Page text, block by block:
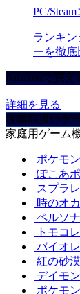
PC/
ランキ
ーを徹
Amazonで買
詳細を見る
攻略取扱いゲ
家庭用ゲーム
ポケモ
ぽこあ
スプラ
時のオ
ペルソ
トモコ
バイオ
紅の砂
デイモ
ポケモ